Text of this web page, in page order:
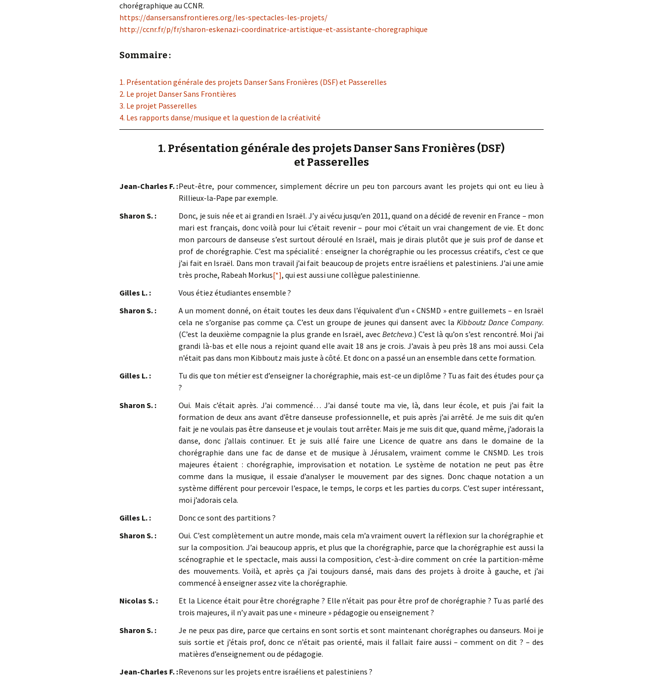
chorégraphique au CCNR.
https://dansersansfrontieres.org/les-spectacles-les-projets/
http://ccnr.fr/p/fr/sharon-eskenazi-coordinatrice-artistique-et-assistante-choregraphique
Sommaire :
1. Présentation générale des projets Danser Sans Fronières (DSF) et Passerelles
2. Le projet Danser Sans Frontières
3. Le projet Passerelles
4. Les rapports danse/musique et la question de la créativité
1. Présentation générale des projets Danser Sans Fronières (DSF)
et Passerelles
Jean-Charles F. :Peut-être, pour commencer, simplement décrire un peu ton parcours avant les projets qui ont eu lieu à
Rillieux-la-Pape par exemple.
Sharon S. :
Donc, je suis née et ai grandi en Israël. J’y ai vécu jusqu’en 2011, quand on a décidé de revenir en France – mon
mari est français, donc voilà pour lui c’était revenir – pour moi c’était un vrai changement de vie. Et donc
mon parcours de danseuse s’est surtout déroulé en Israël, mais je dirais plutôt que je suis prof de danse et
prof de chorégraphie. C’est ma spécialité : enseigner la chorégraphie ou les processus créatifs, c’est ce que
j’ai fait en Israël. Dans mon travail j’ai fait beaucoup de projets entre israéliens et palestiniens. J’ai une amie
très proche, Rabeah Morkus[*], qui est aussi une collègue palestinienne.
Gilles L. :
Vous étiez étudiantes ensemble ?
Sharon S. :
A un moment donné, on était toutes les deux dans l’équivalent d’un « CNSMD » entre guillemets – en Israël
cela ne s’organise pas comme ça. C’est un groupe de jeunes qui dansent avec laKibboutz Dance Company.
(C’est la deuxième compagnie la plus grande en Israël, avec Betcheva.) C’est là qu’on s’est rencontré. Moi j’ai
grandi là-bas et elle nous a rejoint quand elle avait 18 ans je crois. J’avais à peu près 18 ans moi aussi. Cela
n’était pas dans mon Kibboutz mais juste à côté. Et donc on a passé un an ensemble dans cette formation.
Gilles L. :
Tu dis que ton métier est d’enseigner la chorégraphie, mais est-ce un diplôme ? Tu as fait des études pour ça
?
Sharon S. :
Oui. Mais c’était après. J’ai commencé… J’ai dansé toute ma vie, là, dans leur école, et puis j’ai fait la
formation de deux ans avant d’être danseuse professionnelle, et puis après j’ai arrêté. Je me suis dit qu’en
fait je ne voulais pas être danseuse et je voulais tout arrêter. Mais je me suis dit que, quand même, j’adorais la
danse, donc j’allais continuer. Et je suis allé faire une Licence de quatre ans dans le domaine de la
chorégraphie dans une fac de danse et de musique à Jérusalem, vraiment comme le CNSMD. Les trois
majeures étaient : chorégraphie, improvisation et notation. Le système de notation ne peut pas être
comme dans la musique, il essaie d’analyser le mouvement par des signes. Donc chaque notation a un
système différent pour percevoir l’espace, le temps, le corps et les parties du corps. C’est super intéressant,
moi j’adorais cela.
Gilles L. :
Donc ce sont des partitions ?
Sharon S. :
Oui. C’est complètement un autre monde, mais cela m’a vraiment ouvert la réflexion sur la chorégraphie et
sur la composition. J’ai beaucoup appris, et plus que la chorégraphie, parce que la chorégraphie est aussi la
scénographie et le spectacle, mais aussi la composition, c’est-à-dire comment on crée la partition-même
des mouvements. Voilà, et après ça j’ai toujours dansé, mais dans des projets à droite à gauche, et j’ai
commencé à enseigner assez vite la chorégraphie.
Nicolas S. :
Et la Licence était pour être chorégraphe ? Elle n’était pas pour être prof de chorégraphie ? Tu as parlé des
trois majeures, il n’y avait pas une « mineure » pédagogie ou enseignement ?
Sharon S. :
Je ne peux pas dire, parce que certains en sont sortis et sont maintenant chorégraphes ou danseurs. Moi je
suis sortie et j’étais prof, donc ce n’était pas orienté, mais il fallait faire aussi – comment on dit ? – des
matières d’enseignement ou de pédagogie.
Jean-Charles F. :Revenons sur les projets entre israéliens et palestiniens ?